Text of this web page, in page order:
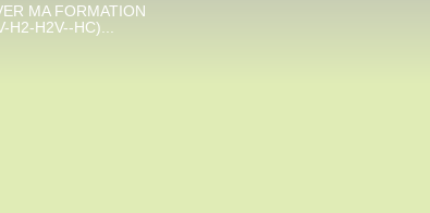
MA FORMATION
H2V--HC)...